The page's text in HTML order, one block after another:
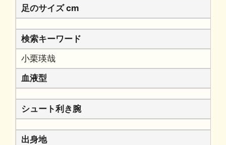
足のサイズ cm
検索キーワード
小栗瑛哉
血液型
シュート利き腕
出身地